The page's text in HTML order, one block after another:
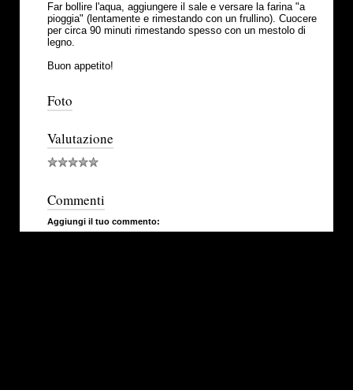
Far bollire l'aqua, aggiungere il sale e versare la farina "a
pioggia" (lentamente e rimestando con un frullino). Cuocere
per circa 90 minuti rimestando spesso con un mestolo di
legno.
Buon appetito!
Foto
Valutazione
Commenti
Aggiungi il tuo commento: